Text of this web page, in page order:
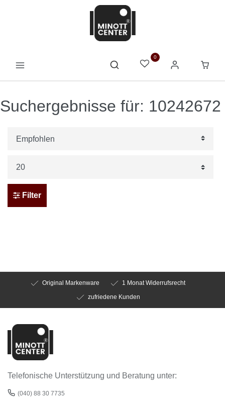
0
Suchergebnisse für: 10242672
Filter
Original Markenware
1 Monat Widerrufsrecht
zufriedene Kunden
Telefonische Unterstützung und Beratung unter:
(040) 88 30 7735